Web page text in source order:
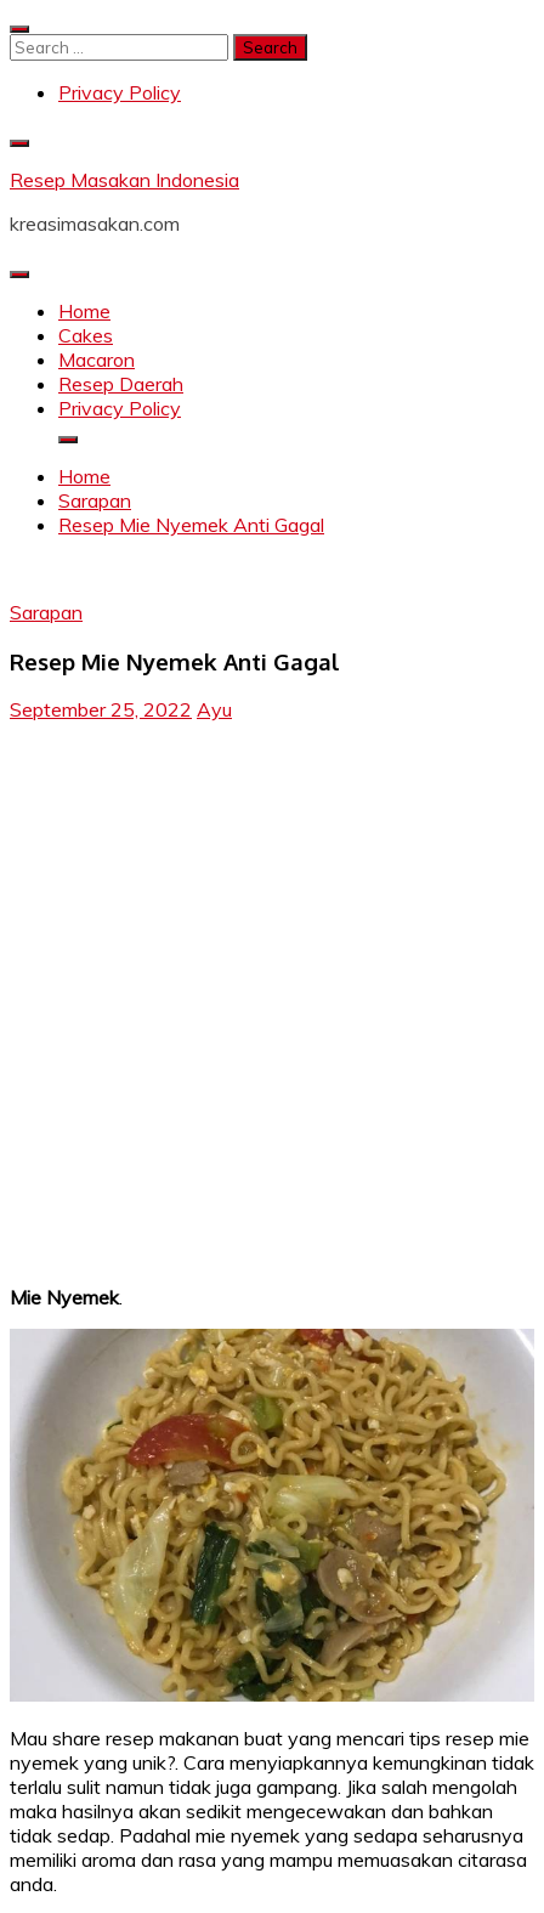
Skip
to
Search
Privacy Policy
Resep Masakan Indonesia
kreasimasakan.com
Home
Cakes
Macaron
Resep Daerah
Privacy Policy
Home
Sarapan
Resep Mie Nyemek Anti Gagal
Sarapan
Resep Mie Nyemek Anti Gagal
September 25, 2022 Ayu
Mie Nyemek.
Mau share resep makanan buat yang mencari tips resep mie
nyemek yang unik?. Cara menyiapkannya kemungkinan tidak
terlalu sulit namun tidak juga gampang. Jika salah mengolah
maka hasilnya akan sedikit mengecewakan dan bahkan
tidak sedap. Padahal mie nyemek yang sedapa seharusnya
memiliki aroma dan rasa yang mampu memuasakan citarasa
anda.